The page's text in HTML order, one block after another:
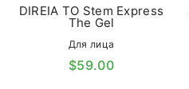
DIREIA TO Stem Express
The Gel
Для лица
$59.00